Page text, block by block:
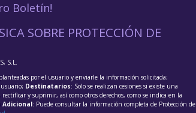
Boletín!
SOBRE PROTECCIÓN DE
S.L.
por el usuario y enviarle la información solicitada;
Destinatarios: Solo se realizan cesiones si existe una
rectificar y suprimir, así como otros derechos, como se indica en la
Adicional: Puede consultar la información completa de Protección de